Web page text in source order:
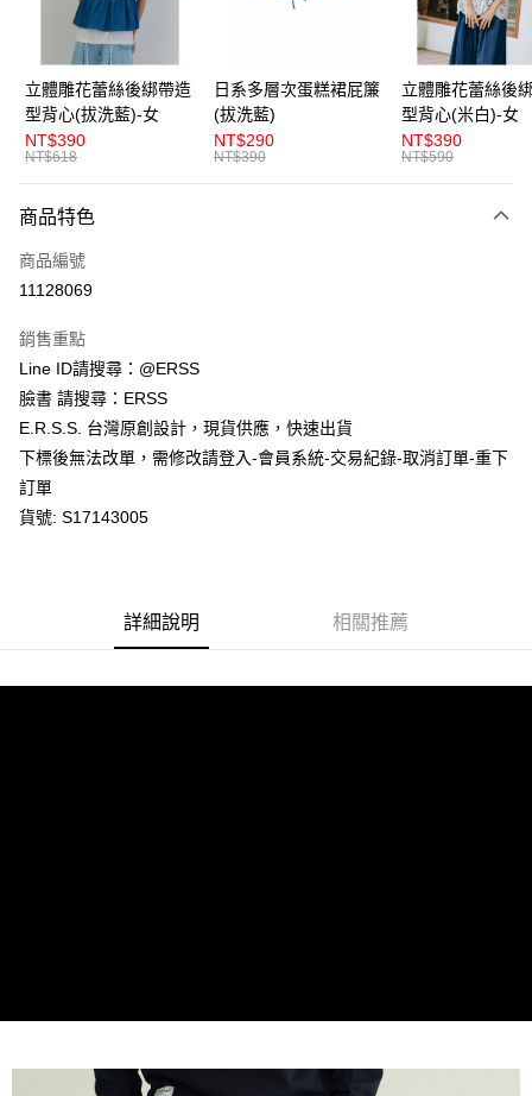
街口支付
悠遊付
AFTEE先享後付
相關說明
便利好安心！
２．便利：只要手機號碼，簡訊認證，即可結帳。
３．安心：先確認商品／服務後，再付款。
【「AFTEE先享後付」結帳流程】
１．於結帳方式選擇「AFTEE先享後付」後，將跳轉至「AFTEE先享後付」
結帳頁面，進行簡訊認證並確認金額後，即可完成結帳。
２．訂單成立數日內，您將收到繳費通知簡訊。
ATM／網路銀行／等多元方式進行付款，方視為交易完成。
※ 請注意：結帳手續完成當下不需立刻繳費，但若您需要取消訂單，請聯絡
購買商品的店家。未經商家同意取消之訂單仍視為有效，需透過AFTEE先享
後付繳納相關費用。
※ 交易是否成功請以「AFTEE先享後付 」之結帳頁面顯示為準，若有關於
１．透過由恩沛科技股份有限公司提供之「AFTEE先享後付」服務完成之交
易，需依本服務之必要範圍內提供個人資料，並將交易相關給付款項請求債
２．關於個人資料處理事宜，請瀏覽以下網址：
運送方式
全家取貨付款
付款後全家取貨
每筆NT$80，滿NT$1,200(含以上)免運費
每筆NT$80，滿NT$1,200(含以上)免運費
付款後萊爾富取貨
每筆NT$80，滿NT$1,200(含以上)免運費
立體雕花蕾絲後綁帶造
型背心(拔洗藍)-女
NT$390
NT$618
日系多層次蛋糕裙屁簾
(拔洗藍)
NT$290
NT$390
立體雕花蕾絲後
型背心(米白)-女
NT$390
NT$590
商品特色
商品編號
11128069
銷售重點
Line ID請搜尋：@ERSS
臉書 請搜尋：ERSS
E.R.S.S. 台灣原創設計，現貨供應，快速出貨
下標後無法改單，需修改請登入-會員系統-交易紀錄-取消訂單-重下
訂單
貨號: S17143005
詳細說明 相關推薦